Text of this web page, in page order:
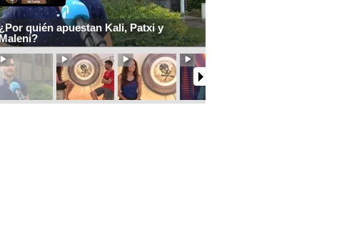
quién apuestan Kali, Patxi y